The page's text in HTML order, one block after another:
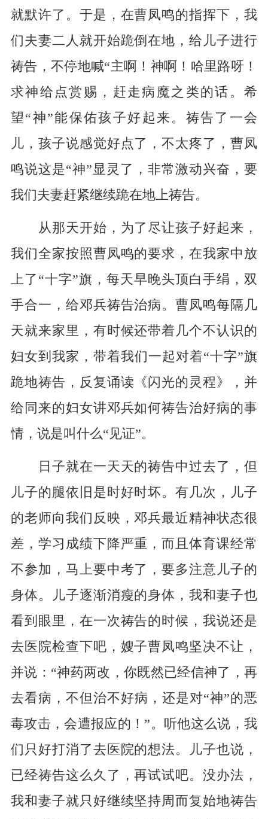
就默许了。于是，在曹凤鸣的指挥下，我
们夫妻二人就开始跪倒在地，给儿子进行
祷告，不停地喊“主啊！神啊！哈里路呀！
求神给点赏赐，赶走病魔之类的话。希
望“神”能保佑孩子好起来。祷告了一会
儿，孩子说感觉好点了，不太疼了，曹凤
鸣说这是“神”显灵了，非常激动兴奋，要
我们夫妻赶紧继续跪在地上祷告。
从那天开始，为了尽让孩子好起来，
我们全家按照曹凤鸣的要求，在我家中放
上了“十字”旗，每天早晚头顶白手绢，双
手合一，给邓兵祷告治病。曹凤鸣每隔几
天就来家里，有时候还带着几个不认识的
妇女到我家，带着我们一起对着“十字”旗
跪地祷告，反复诵读《闪光的灵程》，并
给同来的妇女讲邓兵如何祷告治好病的事
情，说是叫什么“见证”。
日子就在一天天的祷告中过去了，但
儿子的腿依旧是时好时坏。有几次，儿子
的老师向我们反映，邓兵最近精神状态很
差，学习成绩下降严重，而且体育课经常
不参加，马上要中考了，要多注意儿子的
身体。儿子逐渐消瘦的身体，我和妻子也
看到眼里，在一次祷告的时候，我说还是
去医院检查下吧，嫂子曹凤鸣坚决不让，
并说：“神药两改，你既然已经信神了，再
去看病，不但治不好病，还是对“神”的恶
毒攻击，会遭报应的！”。听他这么说，我
们只好打消了去医院的想法。儿子也说，
已经祷告这么久了，再试试吧。没办法，
我和妻子就只好继续坚持周而复始地祷告